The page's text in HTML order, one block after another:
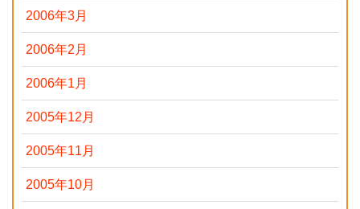
2006年3月
2006年2月
2006年1月
2005年12月
2005年11月
2005年10月